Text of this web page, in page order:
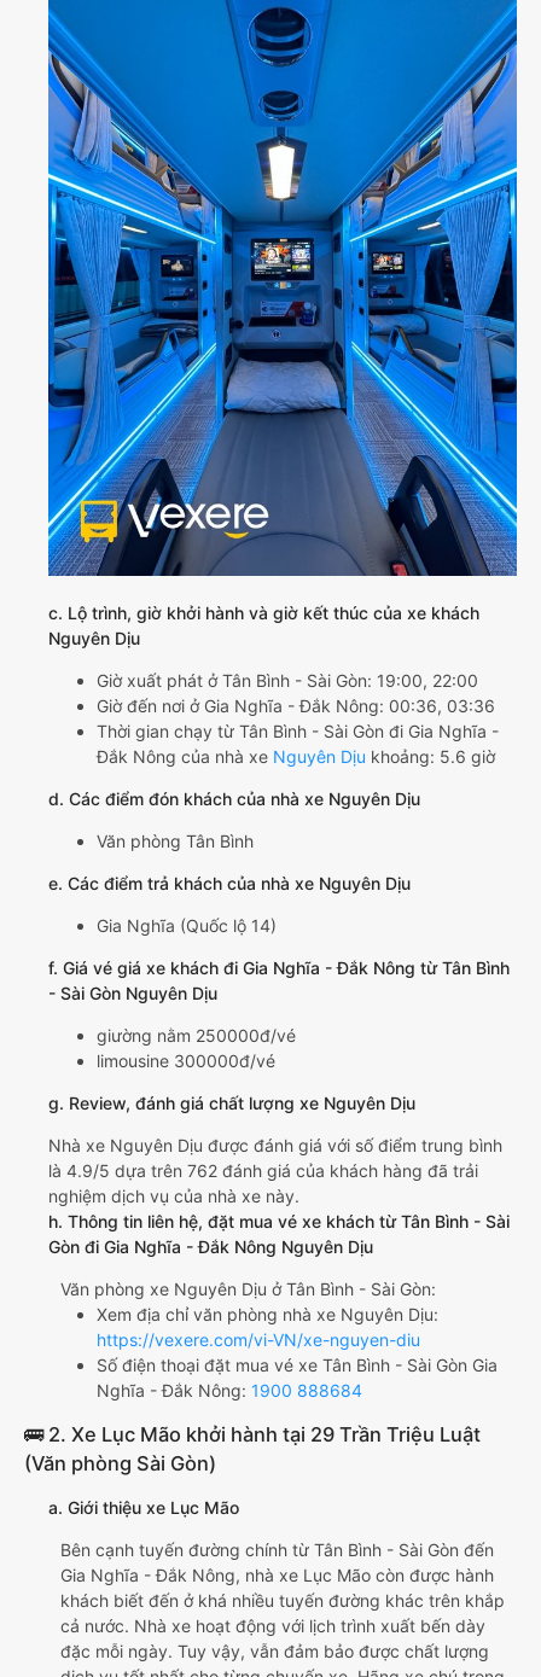
c. Lộ trình, giờ khởi hành và giờ kết thúc của xe khách
Nguyên Dịu
Giờ xuất phát ở Tân Bình - Sài Gòn: 19:00, 22:00
Giờ đến nơi ở Gia Nghĩa - Đắk Nông: 00:36, 03:36
Thời gian chạy từ Tân Bình - Sài Gòn đi Gia Nghĩa -
Đắk Nông của nhà xe Nguyên Dịu khoảng: 5.6 giờ
d. Các điểm đón khách của nhà xe Nguyên Dịu
Văn phòng Tân Bình
e. Các điểm trả khách của nhà xe Nguyên Dịu
Gia Nghĩa (Quốc lộ 14)
f. Giá vé giá xe khách đi Gia Nghĩa - Đắk Nông từ Tân Bình
- Sài Gòn Nguyên Dịu
giường nằm 250000đ/vé
limousine 300000đ/vé
g. Review, đánh giá chất lượng xe Nguyên Dịu
Nhà xe Nguyên Dịu được đánh giá với số điểm trung bình
là 4.9/5 dựa trên 762 đánh giá của khách hàng đã trải
nghiệm dịch vụ của nhà xe này.
h. Thông tin liên hệ, đặt mua vé xe khách từ Tân Bình - Sài
Gòn đi Gia Nghĩa - Đắk Nông Nguyên Dịu
Văn phòng xe Nguyên Dịu ở Tân Bình - Sài Gòn:
Xem địa chỉ văn phòng nhà xe Nguyên Dịu:
https://vexere.com/vi-VN/xe-nguyen-diu
Số điện thoại đặt mua vé xe Tân Bình - Sài Gòn Gia
Nghĩa - Đắk Nông: 1900 888684
🚌 2. Xe Lục Mão khởi hành tại 29 Trần Triệu Luật
(Văn phòng Sài Gòn)
a. Giới thiệu xe Lục Mão
Bên cạnh tuyến đường chính từ Tân Bình - Sài Gòn đến
Gia Nghĩa - Đắk Nông, nhà xe Lục Mão còn được hành
khách biết đến ở khá nhiều tuyến đường khác trên khắp
cả nước. Nhà xe hoạt động với lịch trình xuất bến dày
đặc mỗi ngày. Tuy vậy, vẫn đảm bảo được chất lượng